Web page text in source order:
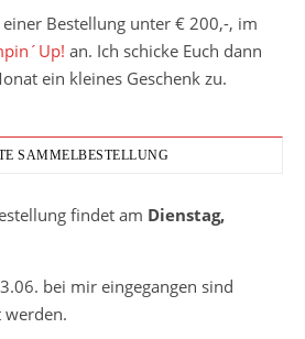
einer Bestellung unter € 200,-, im
an. Ich schicke Euch dann
ein kleines Geschenk zu.
SAMMELBESTELLUNG
findet am Dienstag,
bei mir eingegangen sind
werden.